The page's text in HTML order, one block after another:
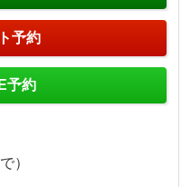
予約
予約
）